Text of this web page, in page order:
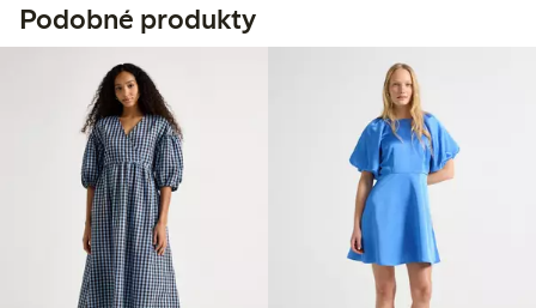
Podobné produkty